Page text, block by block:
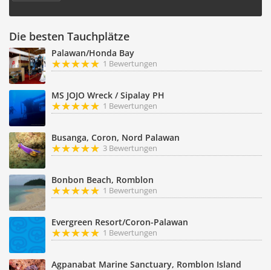
Die besten Tauchplätze
Palawan/Honda Bay
1 Bewertungen
MS JOJO Wreck / Sipalay PH
1 Bewertungen
Busanga, Coron, Nord Palawan
3 Bewertungen
Bonbon Beach, Romblon
1 Bewertungen
Evergreen Resort/Coron-Palawan
1 Bewertungen
Agpanabat Marine Sanctuary, Romblon Island